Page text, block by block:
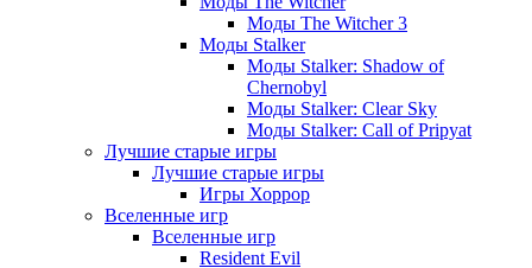
Моды The Witcher 3
Моды Stalker
Моды Stalker: Shadow of
Chernobyl
Моды Stalker: Clear Sky
Моды Stalker: Call of Pripyat
Лучшие старые игры
Лучшие старые игры
Игры Хоррор
Вселенные игр
Вселенные игр
Resident Evil